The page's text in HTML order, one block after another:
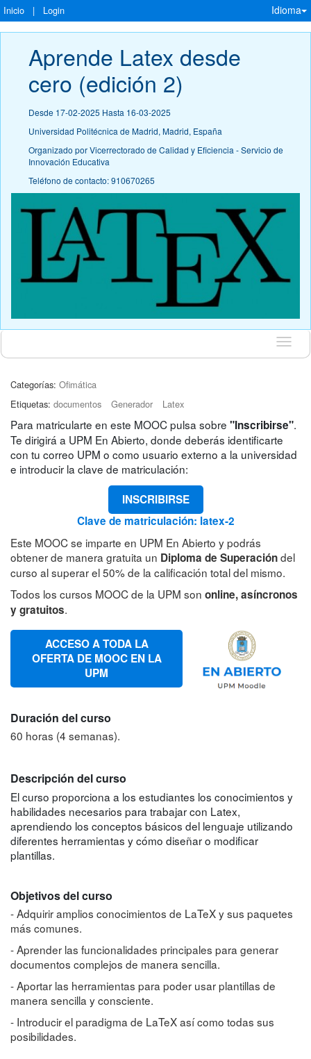
Inicio | Login Idioma
Aprende Latex desde
cero (edición 2)
Desde 17-02-2025 Hasta 16-03-2025
Universidad Politécnica de Madrid, Madrid, España
Organizado por Vicerrectorado de Calidad y Eficiencia - Servicio de
Innovación Educativa
Teléfono de contacto: 910670265
Idioma
Categorías: Ofimática
Etiquetas: documentos Generador Latex
Para matricularte en este MOOC pulsa sobre "Inscribirse".
Te dirigirá a UPM En Abierto, donde deberás identificarte
con tu correo UPM o como usuario externo a la universidad
e introducir la clave de matriculación:
INSCRIBIRSE
Clave de matriculación: latex-2
Este MOOC se imparte en UPM En Abierto y podrás
obtener de manera gratuita un Diploma de Superacióndel
curso al superar el 50% de la calificación total del mismo.
Todos los cursos MOOC de la UPM son online, asíncronos
y gratuitos.
ACCESO A TODA LA
OFERTA DE MOOC EN LA
UPM
Duración del curso
60 horas (4 semanas).
Descripción del curso
El curso proporciona a los estudiantes los conocimientos y
habilidades necesarios para trabajar con Latex,
aprendiendo los conceptos básicos del lenguaje utilizando
diferentes herramientas y cómo diseñar o modificar
plantillas.
Objetivos del curso
- Adquirir amplios conocimientos de LaTeX y sus paquetes
más comunes.
- Aprender las funcionalidades principales para generar
documentos complejos de manera sencilla.
- Aportar las herramientas para poder usar plantillas de
manera sencilla y consciente.
- Introducir el paradigma de LaTeX así como todas sus
posibilidades.